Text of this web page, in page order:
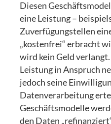
Diesen
eine Leistung –
Zuverfügungstellen
„kostenfrei“ erbracht
wird kein Geld
Leistung in Anspruch
jedoch seine
Datenverarbeitung
Geschäftsmodelle
den Daten